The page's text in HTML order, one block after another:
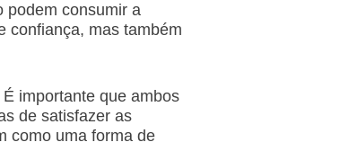
podem consumir a
confiança, mas também
importante que ambos
de satisfazer as
como uma forma de